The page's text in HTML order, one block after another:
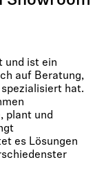
und ist ein
auf Beratung,
hat.
plant und
es Lösungen